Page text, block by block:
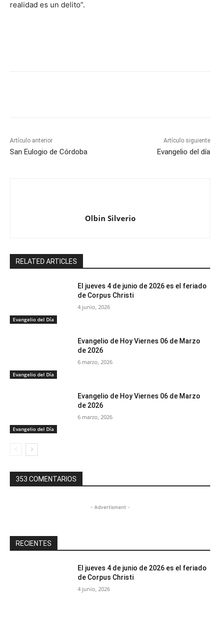
realidad es un delito”.
Artículo anterior
San Eulogio de Córdoba
Artículo siguiente
Evangelio del día
Olbin Silverio
RELATED ARTICLES
Evangelio del Día
El jueves 4 de junio de 2026 es el feriado
de Corpus Christi
4 junio, 2026
Evangelio del Día
Evangelio de Hoy Viernes 06 de Marzo
de 2026
6 marzo, 2026
Evangelio del Día
Evangelio de Hoy Viernes 06 de Marzo
de 2026
6 marzo, 2026
353 COMENTARIOS
- Advertisment -
RECIENTES
El jueves 4 de junio de 2026 es el feriado
de Corpus Christi
4 junio, 2026